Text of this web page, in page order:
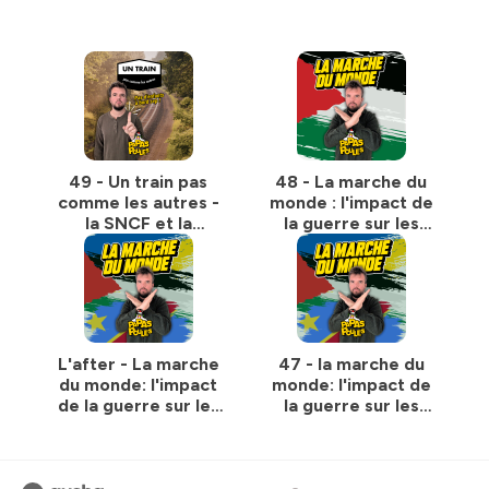
confidentialitepour plus d'informations.
49 - Un train pas
comme les autres -
la SNCF et la
tendance du no kids
48 - La marche du
monde : l'impact de
la guerre sur les
populations
d'enfants avec
Yannick Quéau,
Directeur du GRIP
L'after - La marche
du monde: l'impact
de la guerre sur les
47 - la marche du
monde: l'impact de
la guerre sur les